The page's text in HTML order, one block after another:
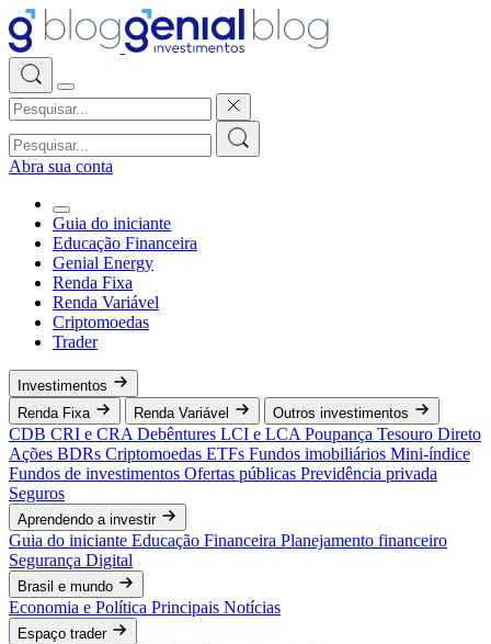
Abra sua conta
Guia do iniciante
Educação Financeira
Genial Energy
Renda Fixa
Renda Variável
Criptomoedas
Trader
Investimentos
Renda Fixa
Renda Variável Outros investimentos
CDB CRI e CRA Debêntures LCI e LCA Poupança Tesouro Direto
Ações BDRs Criptomoedas ETFs Fundos imobiliários Mini-índice
Fundos de investimentos Ofertas públicas Previdência privada
Seguros
Aprendendo a investir
Guia do iniciante Educação Financeira Planejamento financeiro
Segurança Digital
Brasil e mundo
Economia e Política Principais Notícias
Espaço trader